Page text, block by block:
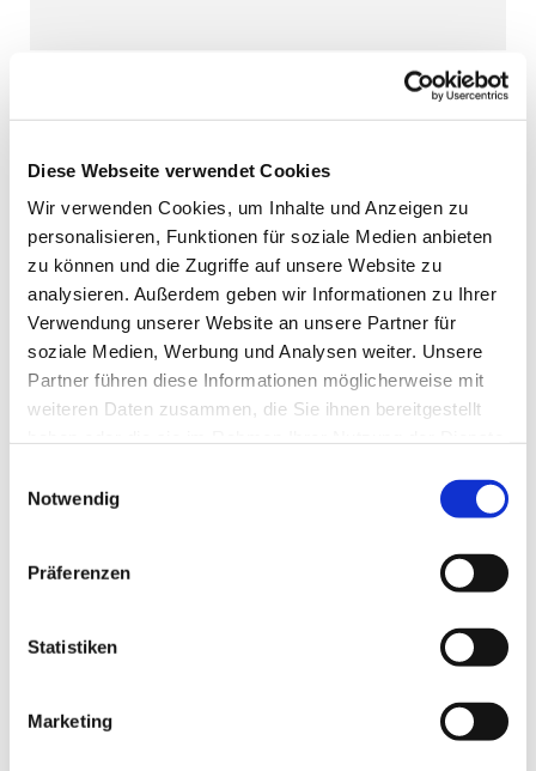
Diese Webseite verwendet Cookies
Wir verwenden Cookies, um Inhalte und Anzeigen zu
personalisieren, Funktionen für soziale Medien anbieten
zu können und die Zugriffe auf unsere Website zu
analysieren. Außerdem geben wir Informationen zu Ihrer
Verwendung unserer Website an unsere Partner für
soziale Medien, Werbung und Analysen weiter. Unsere
Partner führen diese Informationen möglicherweise mit
weiteren Daten zusammen, die Sie ihnen bereitgestellt
Notwendig
Präferenzen
Statistiken
Marketing
Dies könnte Sie auch